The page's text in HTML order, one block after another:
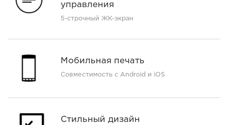
управления
5-строчный ЖК-экран
Мобильная печать
Совместимость с Android и iOS
Стильный дизайн